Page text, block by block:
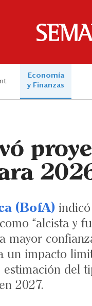
Economía
y Finanzas
(BofA)
“alcista y
mayor
un impacto
del
2027.